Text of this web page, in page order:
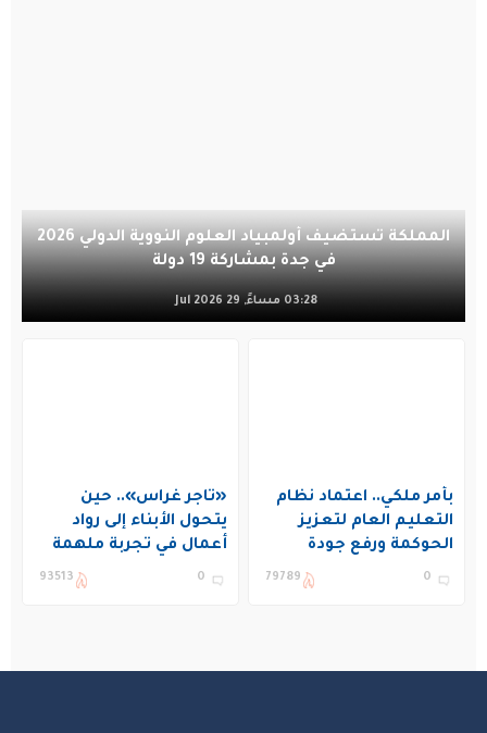
المملكة تستضيف أولمبياد العلوم النووية الدولي 2026
في جدة بمشاركة 19 دولة
03:28 مساءً, 29 Jul 2026
بأمر ملكي.. اعتماد نظام
التعليم العام لتعزيز
الحوكمة ورفع جودة
التعليم في المملكة
0
79789
«تاجر غراس».. حين
يتحول الأبناء إلى رواد
أعمال في تجربة ملهمة
بنادي غراس الصيفي
0
93513